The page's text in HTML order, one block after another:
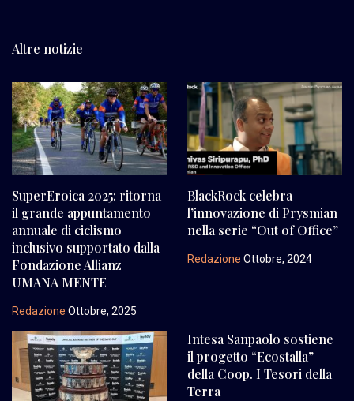
Altre notizie
SuperEroica 2025: ritorna
il grande appuntamento
annuale di ciclismo
inclusivo supportato dalla
Fondazione Allianz
UMANA MENTE
Redazione Ottobre, 2025
BlackRock celebra
l’innovazione di Prysmian
nella serie “Out of Office”
Redazione Ottobre, 2024
Intesa Sanpaolo sostiene
il progetto “Ecostalla”
della Coop. I Tesori della
Terra